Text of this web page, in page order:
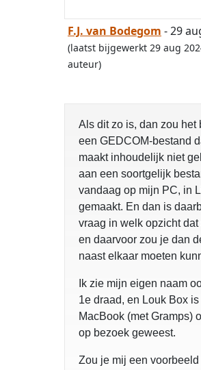
F.J. van Bodegom - 29
(laatst bijgewerkt 29 aug
auteur)
Als dit zo is, dan zou het
een GEDCOM-bestand
maakt inhoudelijk niet
aan een soortgelijk
vandaag op mijn PC, in
gemaakt. En dan is
vraag in welk opzicht dat
en daarvoor zou je dan
naast elkaar moeten
Ik zie mijn eigen naam
1e draad, en Louk Box
MacBook (met Gramps)
op bezoek geweest.
Zou je mij een